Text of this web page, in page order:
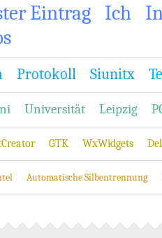
Eintrag Ich
Protokoll Siunitx
Universität Leipzig
GTK WxWidgets
Automatische Silbentrennung